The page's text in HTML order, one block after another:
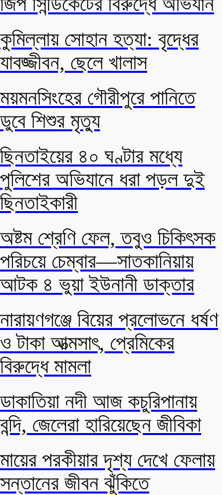
কুমিল্লায় সোহান হত্যা: বৃদ্ধের
যাবজ্জীবন, ছেলে খালাস
ময়মনসিংহের গৌরীপুরে পানিতে
ডুবে শিশুর মৃত্যু
ছিনতাইয়ের ৪০ ঘণ্টার মধ্যে
পুলিশের অভিযানে ধরা পড়ল দুই
ছিনতাইকারী
অষ্টম শ্রেণি ফেল, তবুও চিকিৎসক
পরিচয়ে চেম্বার—সাতকানিয়ায়
আটক ৪ ভুয়া ইউনানী ডাক্তার
নারায়ণগঞ্জে বিয়ের প্রলোভনে ধর্ষণ
ও টাকা আত্মসাৎ, প্রেমিকের
বিরুদ্ধে মামলা
ডাকাতিয়া নদী আজ কচুরিপানায়
বন্দি, জেলেরা হারিয়েছেন জীবিকা
মায়ের পরকীয়ার দৃশ্য দেখে ফেলায়
সন্তানের জীবন ঝুঁকিতে